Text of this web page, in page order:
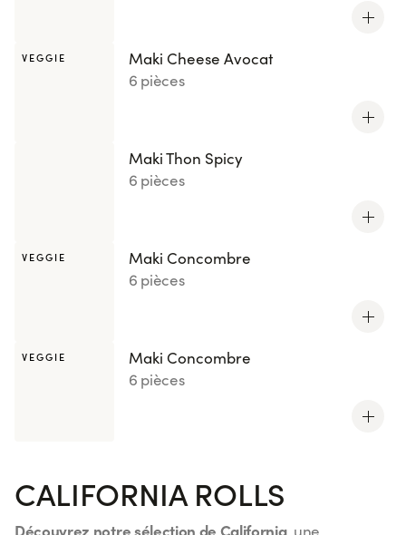
VEGGIE
Maki Cheese Avocat
6 pièces
Maki Thon Spicy
6 pièces
VEGGIE
Maki Concombre
6 pièces
VEGGIE
Maki Concombre
6 pièces
CALIFORNIA ROLLS
Découvrez notre sélection de California